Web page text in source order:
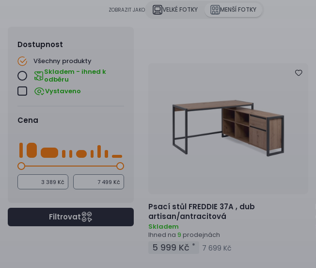
ZOBRAZIT JAKO VELKÉ FOTKY MENŠÍ FOTKY
Dostupnost
Všechny produkty
Skladem - ihned k
odběru
Vystaveno
Cena
Kč Kč
Filtrovat
Psací stůl FREDDIE 37A , dub
artisan/antracitová
Skladem
Ihned na 9 prodejnách
5 999 Kč * 7 699 Kč